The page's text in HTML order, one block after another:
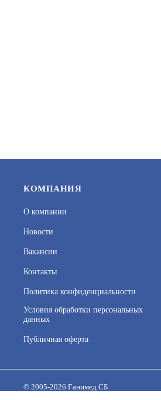
На нашем сайте
SP-IP4/100
7 960
КОМПАНИЯ
О компании
Новости
Вакансии
Контакты
Политика конфиденциальности
Условия обработки персональных
данных
Публичная оферта
© 2005-2026 Ганимед СБ